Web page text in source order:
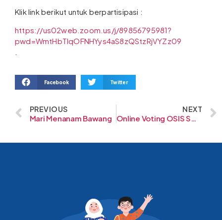
Klik link berikut untuk berpartisipasi :
https://us02web.zoom.us/j/89856795981?
pwd=WmtHbTlqOFNHYys4aS8zQStzRjVYZz09
Facebook Twitter
PREVIOUS
Mari Menanam Bawang
NEXT